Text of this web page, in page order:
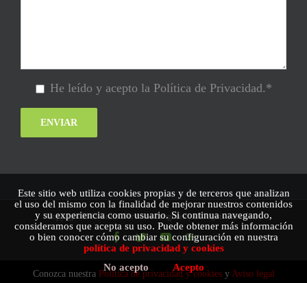
Este sitio web utiliza cookies propias y de terceros que analizan
el uso del mismo con la finalidad de mejorar nuestros contenidos
y su experiencia como usuario. Si continua navegando,
consideramos que acepta su uso. Puede obtener más información
o bien conocer cómo cambiar su configuración en nuestra
política de privacidad y cookies
No acepto
Acepto
He leído y acepto la Política de Privacidad.*
Copyright 2015 Brilux Servicios Integrales | All Rights Reserved |
Facebook
TwitterYoutubeGoogle+
Conozca nuestra Política de privacidad y cookiesy Aviso legal